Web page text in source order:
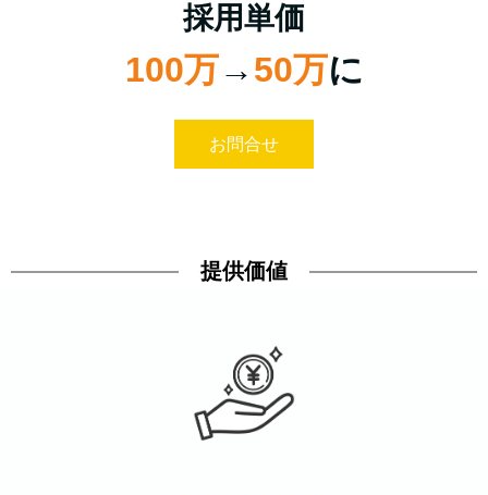
採用単価
100万→50万に
お問合せ
提供価値